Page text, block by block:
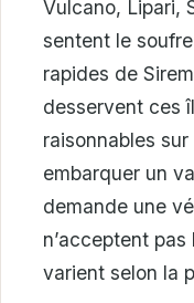
Vulcano, Lipari,
sentent le
rapides de
desservent ces
raisonnables
embarquer un
demande une
n’acceptent
varient selon la